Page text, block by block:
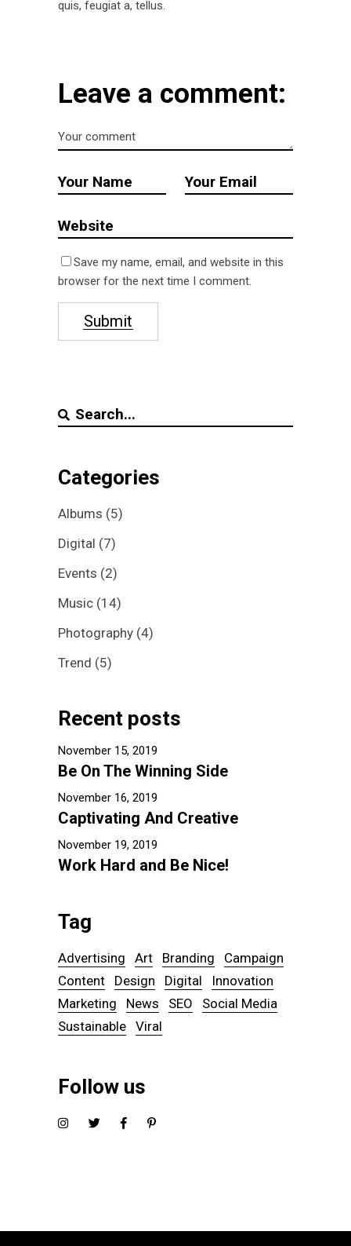
quis, feugiat a, tellus.
Leave a comment:
Save my name, email, and website in this
browser for the next time I comment.
Submit
Categories
Albums (5)
Digital (7)
Events (2)
Music (14)
Photography (4)
Trend (5)
Recent posts
November 15, 2019
Be On The Winning Side
November 16, 2019
Captivating And Creative
November 19, 2019
Work Hard and Be Nice!
Tag
Advertising Art Branding
Campaign
Content
Design Digital
Innovation
Marketing
News SEO
Social Media
Sustainable Viral
Follow us